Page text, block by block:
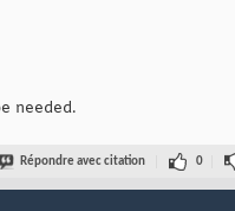
needed.
Répondre avec citation 0